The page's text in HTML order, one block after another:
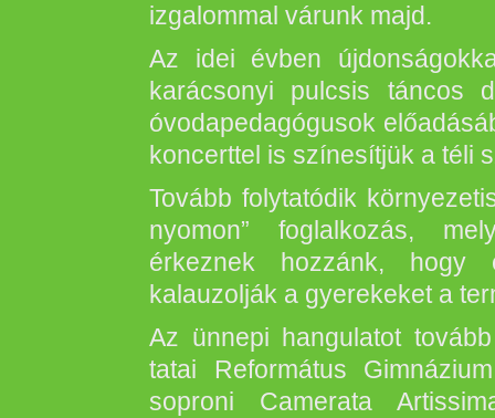
izgalommal várunk majd.
Az idei évben
karácsonyi pulcsis táncos
óvodapedagógusok
koncerttel is színesítjük a téli
Tovább folytatódik
nyomon” foglalkozás,
érkeznek hozzánk, hogy
kalauzolják a gyerekeket a
Az ünnepi hangulatot
tatai Református
soproni Camerata